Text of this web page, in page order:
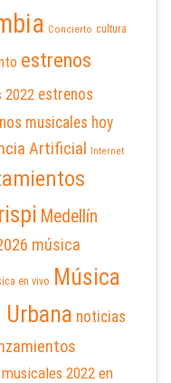
Concierto cultura
estrenos
2022 estrenos
musicales hoy
Artificial Internet
Medellín
música
en vivo Música
noticias
2022 en